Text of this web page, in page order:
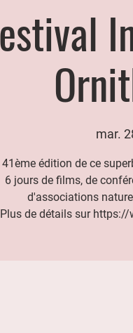
mar.
41ème édition de ce
6 jours de films, de
d'associations
Plus de détails sur